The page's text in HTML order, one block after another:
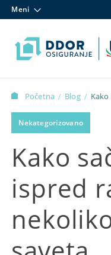
Meni
Početna / Blog /
korisnih saveta
Nekategorizovano
Kako
ispred